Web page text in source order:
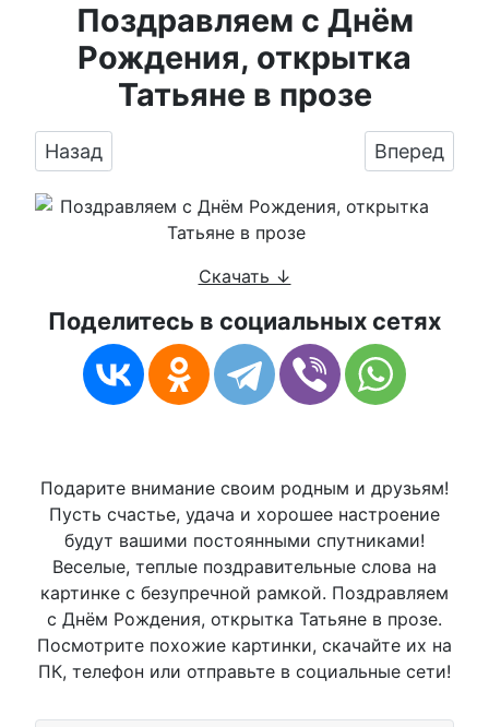
Поздравляем с Днём
Рождения, открытка
Татьяне в прозе
Предыдущий: Оригинальное изображение
Назад Вперед
Скачать ↓
Поделитесь в социальных сетях
Подарите внимание своим родным и друзьям!
Пусть счастье, удача и хорошее настроение
будут вашими постоянными спутниками!
Веселые, теплые поздравительные слова на
картинке с безупречной рамкой. Поздравляем
с Днём Рождения, открытка Татьяне в прозе.
Посмотрите похожие картинки, скачайте их на
ПК, телефон или отправьте в социальные сети!